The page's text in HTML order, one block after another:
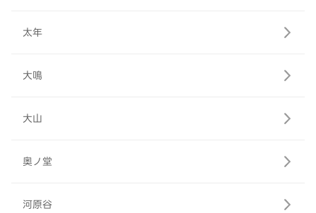
太年
大鳴
大山
奥ノ堂
河原谷